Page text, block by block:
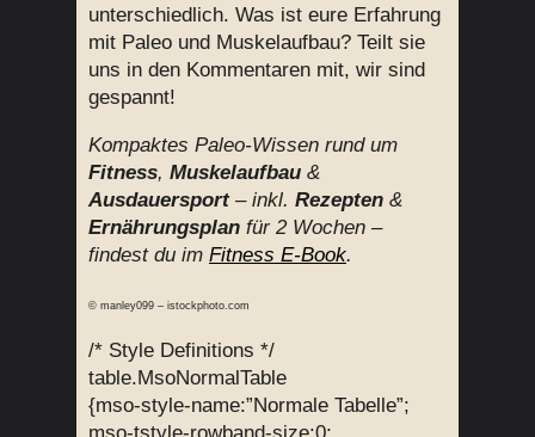
unterschiedlich. Was ist eure Erfahrung
mit Paleo und Muskelaufbau? Teilt sie
uns in den Kommentaren mit, wir sind
gespannt!
Kompaktes Paleo-Wissen rund um
Fitness, Muskelaufbau &
Ausdauersport– inkl. Rezepten &
Ernährungsplan für 2 Wochen –
findest du im Fitness E-Book.
© manley099 – istockphoto.com
/* Style Definitions */
table.MsoNormalTable
{mso-style-name:”Normale Tabelle”;